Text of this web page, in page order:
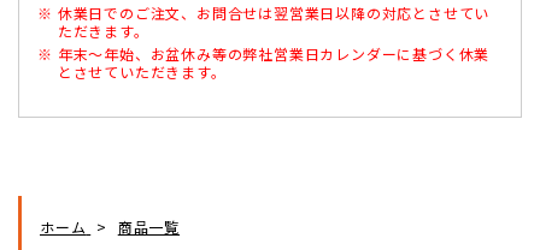
休業日でのご注文、お問合せは翌営業日以降の対応とさせてい
ただきます。
年末～年始、お盆休み等の弊社営業日カレンダーに基づく休業
とさせていただきます。
ホーム 商品一覧